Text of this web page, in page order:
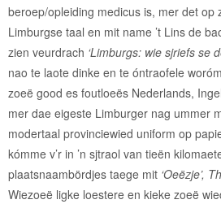
beroep/opleiding medicus is, mer det op
Limburgse taal en mit name ’t Lins de
zien veurdrach ‘Limburgs: wie sjriefs se
nao te laote dinke en te óntraofele
zoeë good es foutloeës Nederlands,
mer dae eigeste Limburger nag ummer
modertaal provinciewied uniform op
kómme v’r in ’n sjtraol van tieën
plaatsnaambördjes taege mit ‘Oeëzje’,
Wiezoeë ligke loestere en kieke zoeë